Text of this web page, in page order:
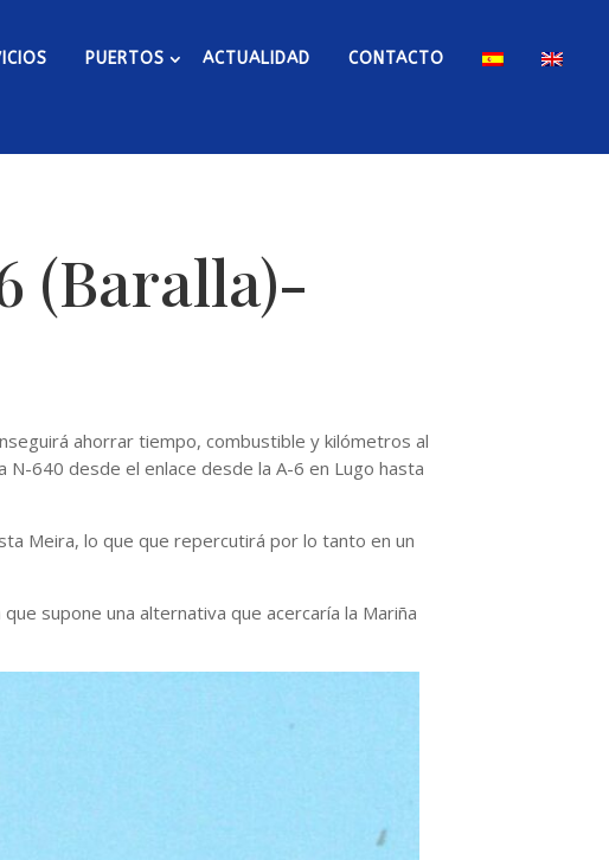
PUERTOS ACTUALIDAD CONTACTO
(Baralla)-
ahorrar tiempo, combustible y kilómetros al
640 desde el enlace desde la A-6 en Lugo hasta
Meira, lo que que repercutirá por lo tanto en un
supone una alternativa que acercaría la Mariña